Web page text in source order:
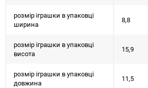
розмір іграшки в упаковці
ширина
8,8
розмір іграшки в упаковці
висота
15,9
розмір іграшки в упаковці
довжина
11,5